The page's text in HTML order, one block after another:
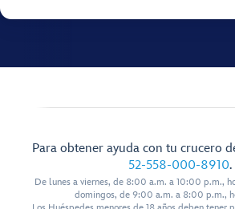
Para obtener ayuda con tu crucero
52-558-000-8910.
De lunes a viernes, de 8:00 a.m. a 10:00 p.m.,
domingos, de 9:00 a.m. a 8:00 p.m.,